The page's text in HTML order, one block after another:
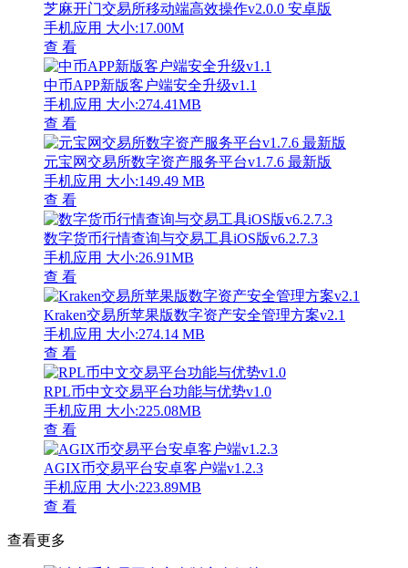
芝麻开门交易所移动端高效操作v2.0.0 安卓版
手机应用 大小:17.00M
查 看
中币APP新版客户端安全升级v1.1
手机应用 大小:274.41MB
查 看
元宝网交易所数字资产服务平台v1.7.6 最新版
手机应用 大小:149.49 MB
查 看
数字货币行情查询与交易工具iOS版v6.2.7.3
手机应用 大小:26.91MB
查 看
Kraken交易所苹果版数字资产安全管理方案v2.1
手机应用 大小:274.14 MB
查 看
RPL币中文交易平台功能与优势v1.0
手机应用 大小:225.08MB
查 看
AGIX币交易平台安卓客户端v1.2.3
手机应用 大小:223.89MB
查 看
查看更多